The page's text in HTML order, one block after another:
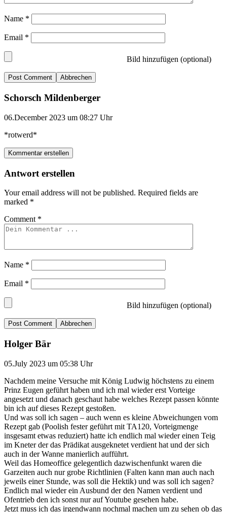
Name *
Email *
Bild hinzufügen (optional)
Abbrechen
Schorsch Mildenberger
06.December 2023 um 08:27 Uhr
*rotwerd*
Kommentar erstellen
Antwort erstellen
Your email address will not be published. Required fields are
marked *
Comment *
Name *
Email *
Bild hinzufügen (optional)
Abbrechen
Holger Bär
05.July 2023 um 05:38 Uhr
Nachdem meine Versuche mit König Ludwig höchstens zu einem
Prinz Eugen geführt haben und ich mal wieder erst Vorteige
angesetzt und danach geschaut habe welches Rezept passen könnte
bin ich auf dieses Rezept gestoßen.
Und was soll ich sagen – auch wenn es kleine Abweichungen vom
Rezept gab (Poolish fester geführt mit TA120, Vorteigmenge
insgesamt etwas reduziert) hatte ich endlich mal wieder einen Teig
im Kneter der das Prädikat ausgeknetet verdient hat und der sich
auch in der Wanne manierlich aufführt.
Weil das Homeoffice gelegentlich dazwischenfunkt waren die
Garzeiten auch nur grobe Richtlinien (Falten kann man auch nach
jeweils einer Stunde, was soll die Hektik) und was soll ich sagen?
Endlich mal wieder ein Ausbund der den Namen verdient und
Ofentrieb den ich sonst nur auf Youtube gesehen habe.
Jetzt muss ich das irgendwann nochmal machen um zu sehen ob das